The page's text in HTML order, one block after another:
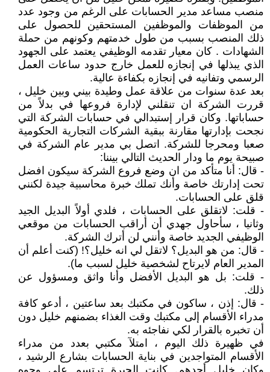
منصب مساعد مدير الحسابات على الرغم من وجود عدد
من الموظفات والموظفين المستحقين للحصول على
ذلك المنصب بسبب من طول خدمتهم وكونهم من حملة
الشهادات . كان معيار تقدمه الوظيفي يعتمد على الجهود
الذي يبذلها في إنجازه للعمل خارج حدود ساعات العمل
الرسمي وتفانيه في إنجازه بكفاءة عالية.
بعد عدة سنوات من علاقة عمل وطيدة بيني وبين خليل ،
قررت الشركة ان تنقلني لإدارة فروعها في بدلاً من
حساباتها. وكان قرار إستبدالي في حسابات الشركة التي
نجحت بإدارتها مقارنة ببقية الشركات التجارية الحكومية
صعبا ومحرجا للشركة. اتصل بي مدير عام الشركة في
صبيحة يوم ما ودار الحديث التالي بيننا:
- قال: أنا متأكد من ان وضع فروع الشركة سيكون افضل
تحت إدارتك خاصة وأنك تملك خبرة محاسبية جيدة لكنني
قلق على الحسابات.
- قلت: لاتقلق على الحسابات ، فلدي أولاً البديل الجيد
وثانيا ، سأحاول جهدي أن أراقب الحسابات من موقعي
الوظيفي الجديد خاصة وأنني لن أترك الشركة.
- قال: من هو البديل؟ لاتقل لي انه خليل؟! (كنت أعلم أن
المدير العام لايرتاح لشخصية خليل لسبب ما).
- قلت: بل هو البديل الأفضل وأنا واثق ومسؤول عن
ذلك.
- قال: إذن ، ساكون في مكتبك بعد ساعتين ، أدعو كافة
مدراء الأقسام إلى مكتبك وقت الغذاء بضمنهم خليل دون
أن تخبره بالقرار لكي نفاجئه به.
في ظهيرة ذلك اليوم ، امتلآ مكتبي بعدد من مدراء
الأقسام المتواجدين في بناية الحسابات بشارع الرشيد ،